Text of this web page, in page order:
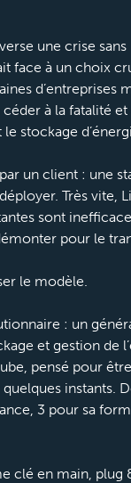
une crise sans
face à un choix
d’entreprises
à la fatalité
stockage
un client : une
Très vite,
sont
pour le
le modèle.
: un
et gestion de
pensé pour être
instants.
3 pour sa
clé en main, plug